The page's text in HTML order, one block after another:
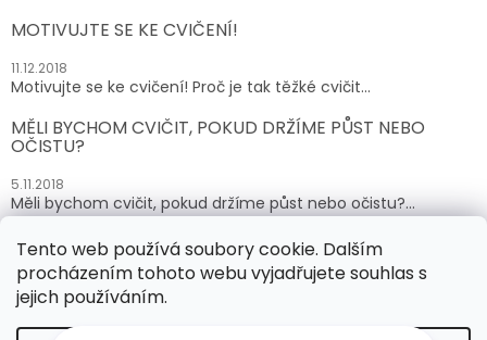
Tento web používá soubory cookie. Dalším
procházením tohoto webu vyjadřujete souhlas s
jejich používáním.
MOTIVUJTE SE KE CVIČENÍ!
11.12.2018
Motivujte se ke cvičení! Proč je tak těžké cvičit...
MĚLI BYCHOM CVIČIT, POKUD DRŽÍME PŮST NEBO
OČISTU?
5.11.2018
Měli bychom cvičit, pokud držíme půst nebo očistu?...
ARCHIV